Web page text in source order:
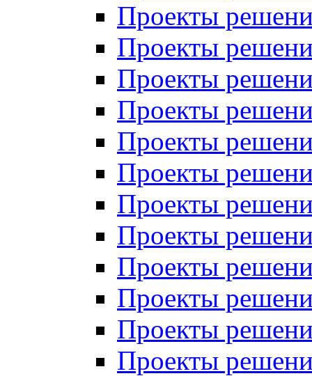
Проекты
Проекты
Проекты
Проекты
Проекты
Проекты
Проекты
Проекты
Проекты
Проекты
Проекты
Проекты